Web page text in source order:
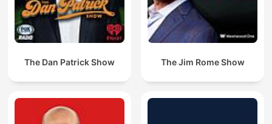
The Dan Patrick Show The Jim Rome Show